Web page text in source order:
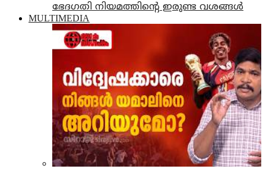
ഭേദഗതി നിയമത്തിന്റെ ഇരുണ്ട വശങ്ങള്‍
MULTIMEDIA